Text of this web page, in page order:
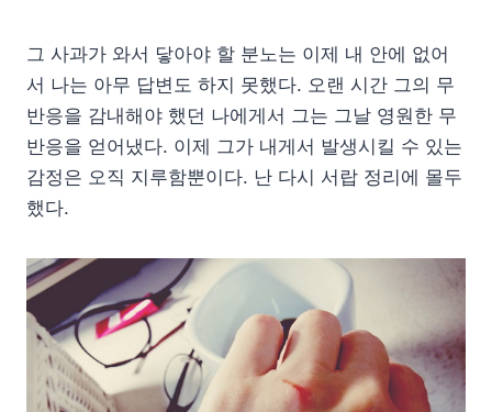
그 사과가 와서 닿아야 할 분노는 이제 내 안에 없어
서 나는 아무 답변도 하지 못했다. 오랜 시간 그의 무
반응을 감내해야 했던 나에게서 그는 그날 영원한 무
반응을 얻어냈다. 이제 그가 내게서 발생시킬 수 있는
감정은 오직 지루함뿐이다. 난 다시 서랍 정리에 몰두
했다.